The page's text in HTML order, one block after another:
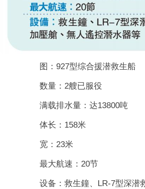
图：927型综合援潜救生船
数量：2艘已服役
满载排水量：达13800吨
体长：158米
宽：23米
最大航速：20节
设备：救生鐘、LR-7型深潜救